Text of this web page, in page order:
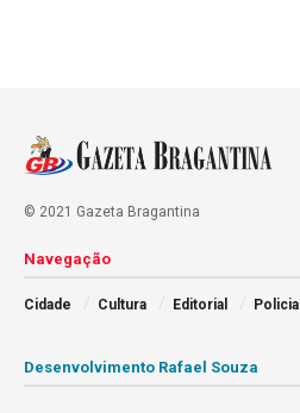
© 2021 Gazeta Bragantina
Navegação
Cidade Cultura Editorial Policial
Desenvolvimento Rafael Souza